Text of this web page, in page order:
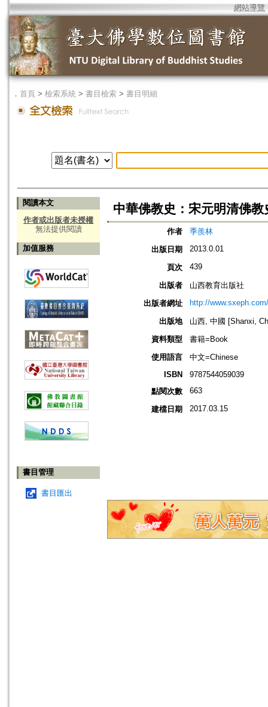
網站導覽
． 首頁 > 檢索系統 > 書目檢索 > 書目明細
閱讀本文
作者或出版者未授權
無法提供閱讀
加值服務
書目管理
書目匯出
中華佛教史：宋元明清佛教
作者
季羨林
出版日期
2013.0.01
頁次 439
出版者
山西教育出版社
出版者網址
http://www.sxeph.com/
出版地
山西, 中國 [Shanxi,
資料類型
書籍=Book
使用語言
中文=Chinese
ISBN
9787544059039
點閱次數
663
建檔日期 2017.03.15